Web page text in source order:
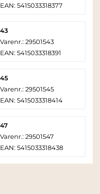
EAN: 5415033318377
43
Varenr.: 29501543
EAN: 5415033318391
45
Varenr.: 29501545
EAN: 5415033318414
47
Varenr.: 29501547
EAN: 5415033318438